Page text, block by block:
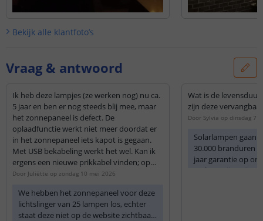
Bekijk alle klantfoto’s
Vraag & antwoord
Ik heb deze lampjes (ze werken nog) nu ca.
5 jaar en ben er nog steeds blij mee, maar
het zonnepaneel is defect. De
oplaadfunctie werkt niet meer doordat er
in het zonnepaneel iets kapot is gegaan.
Met USB bekabeling werkt het wel. Kan ik
ergens een nieuwe prikkabel vinden; op
jullie website of elders? Die (qua voltage
deze lampjes. Hoor het graag!
Door Juliëtte op zondag 10 mei 2026
We hebben het zonnepaneel voor deze
lichtslinger van 25 lampen los, echter
staat deze niet op de website zichtbaar.
Wat is de
zijn deze
Door Sylvia op dinsdag 7
Solarlampen gaan
30.000 branduren
jaar garantie op
De batterijen zijn